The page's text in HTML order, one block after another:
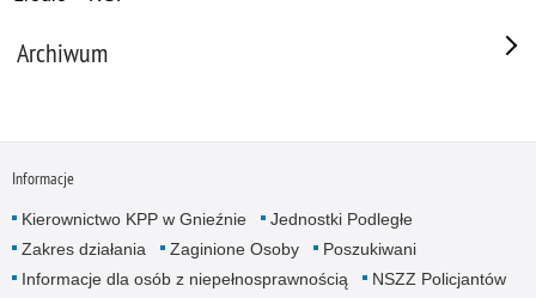
Archiwum
Informacje
Kierownictwo KPP w Gnieźnie
Jednostki Podległe
Zakres działania
Zaginione Osoby
Poszukiwani
Informacje dla osób z niepełnosprawnością
NSZZ Policjantów